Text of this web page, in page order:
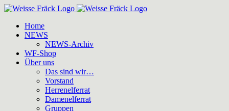
Zum
springenHome
NEWS
NEWS-Archiv
WF-Shop
Über uns
Das sind wir…
Vorstand
Herrenelferrat
Damenelferrat
Gruppen